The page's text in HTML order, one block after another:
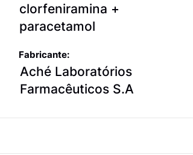
clorfeniramina +
paracetamol
Fabricante:
Aché Laboratórios
Farmacêuticos S.A